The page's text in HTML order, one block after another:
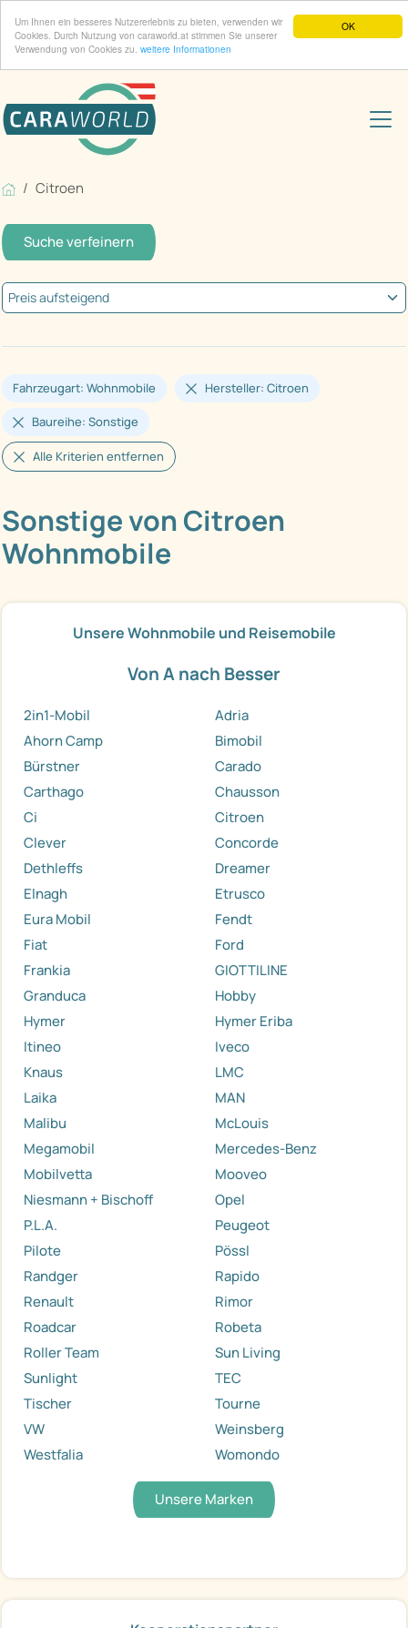
OK
Um Ihnen ein besseres Nutzererlebnis zu bieten, verwenden wir
Cookies. Durch Nutzung von caraworld.at stimmen Sie unserer
Verwendung von Cookies zu. weitere Informationen
Citroen
Suche verfeinern
Fahrzeugart: Wohnmobile Hersteller: Citroen
Baureihe: Sonstige
Alle Kriterien entfernen
Sonstige von Citroen
Wohnmobile
Unsere Wohnmobile und Reisemobile
Von A nach Besser
2in1-Mobil
Adria
Ahorn Camp
Bimobil
Bürstner
Carado
Carthago
Chausson
Ci
Citroen
Clever
Concorde
Dethleffs
Dreamer
Elnagh
Etrusco
Eura Mobil
Fendt
Fiat
Ford
Frankia
GIOTTILINE
Granduca
Hobby
Hymer
Hymer Eriba
Itineo
Iveco
Knaus
LMC
Laika
MAN
Malibu
McLouis
Megamobil
Mercedes-Benz
Mobilvetta
Mooveo
Niesmann + Bischoff
Opel
P.L.A.
Peugeot
Pilote
Pössl
Randger
Rapido
Renault
Rimor
Roadcar
Robeta
Roller Team
Sun Living
Sunlight
TEC
Tischer
Tourne
VW
Weinsberg
Westfalia
Womondo
Unsere Marken